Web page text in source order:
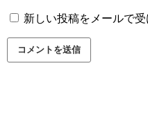
新しい投稿をメールで受